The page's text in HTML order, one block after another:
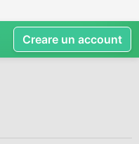
Creare un account